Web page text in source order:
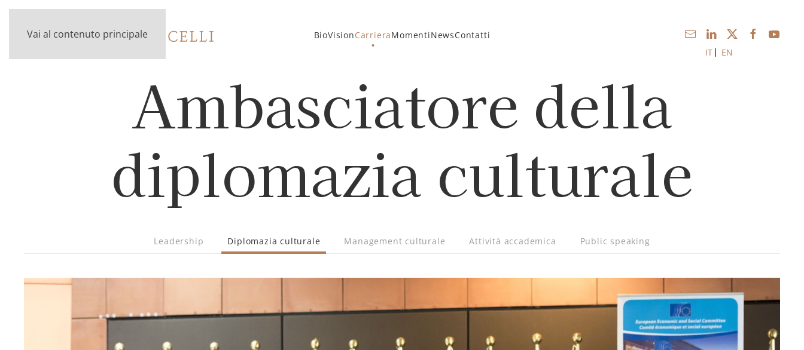
Vai al contenuto principale BioVisionCarrieraMomentiNewsContatti
IT
EN
Ambasciatore della
diplomazia culturale
Leadership Diplomazia culturale Management culturale Attività accademica Public speaking